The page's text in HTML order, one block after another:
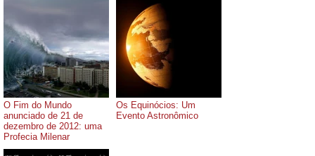
O Fim do Mundo
anunciado de 21 de
dezembro de 2012: uma
Profecia Milenar
Os Equinócios: Um
Evento Astronômico